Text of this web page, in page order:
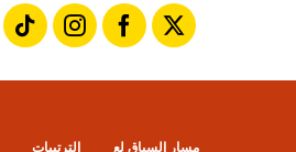
مسار السباق لع الترتيبات